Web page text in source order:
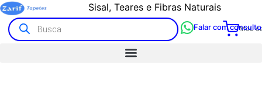
Sisal, Teares e Fibras Naturais
Meu
Falar com